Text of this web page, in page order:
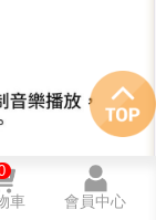
車 會員中心